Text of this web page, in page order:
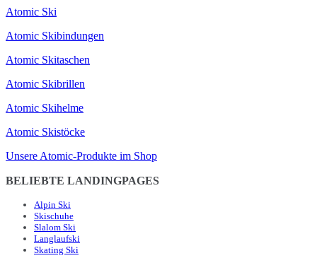
Atomic Ski
Atomic Skibindungen
Atomic Skitaschen
Atomic Skibrillen
Atomic Skihelme
Atomic Skistöcke
Unsere Atomic-Produkte im Shop
BELIEBTE LANDINGPAGES
Alpin Ski
Skischuhe
Slalom Ski
Langlaufski
Skating Ski